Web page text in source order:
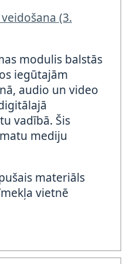
(3.
modulis balstās
iegūtajām
audio un video
vadībā. Šis
mediju
materiāls
vietnē